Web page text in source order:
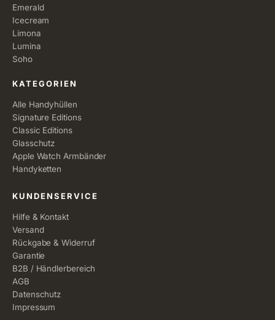
Emerald
Icecream
Limona
Lumina
Soho
KATEGORIEN
Alle Handyhüllen
Signature Editions
Classic Editions
Glasschutz
Apple Watch Armbänder
Handyketten
KUNDENSERVICE
Hilfe & Kontakt
Versand
Rückgabe & Widerruf
Garantie
B2B / Händlerbereich
AGB
Datenschutz
Impressum